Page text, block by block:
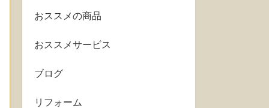
おススメの商品
おススメサービス
ブログ
リフォーム